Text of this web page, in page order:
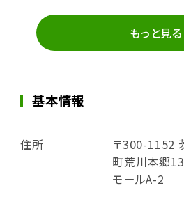
もっと見る
基本情報
住所
〒300-1152
町荒川本郷
モールA-2